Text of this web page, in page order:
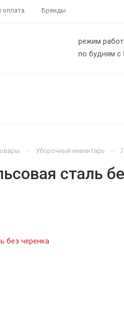
оплата Бренды
режим
по будням с
— Уборочный инвентарь —
сталь